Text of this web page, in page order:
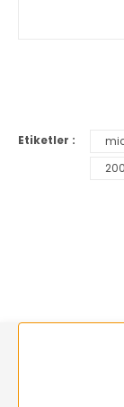
Ürün
Ürün
Etiketler :